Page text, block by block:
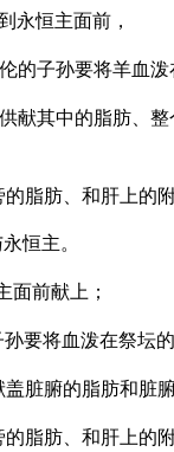
永恒主面前，
子孙要将羊血泼
献其中的脂肪、
脂肪、和肝上的
恒主。
面前献上；
要将血泼在祭坛的
脏腑的脂肪和脏腑
脂肪、和肝上的